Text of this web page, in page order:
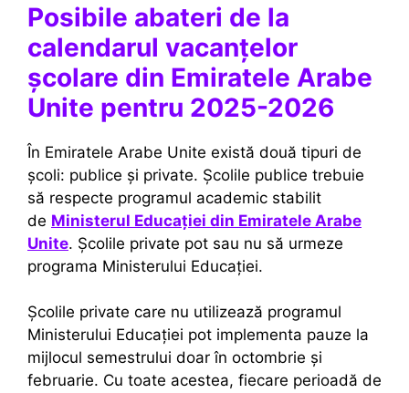
Posibile abateri de la
calendarul vacanțelor
școlare din Emiratele Arabe
Unite pentru 2025-2026
În Emiratele Arabe Unite există două tipuri de
școli: publice și private. Școlile publice trebuie
să respecte programul academic stabilit
de Ministerul Educației din Emiratele Arabe
Unite. Școlile private pot sau nu să urmeze
programa Ministerului Educației.
Școlile private care nu utilizează programul
Ministerului Educației pot implementa pauze la
mijlocul semestrului doar în octombrie și
februarie. Cu toate acestea, fiecare perioadă de